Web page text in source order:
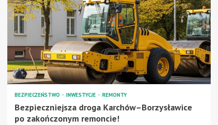
BEZPIECZEŃSTWO INWESTYCJE REMONTY
Bezpieczniejsza droga Karchów–Borzysławice
po zakończonym remoncie!